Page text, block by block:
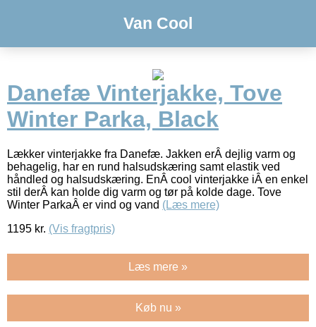
Van Cool
Danefæ Vinterjakke, Tove
Winter Parka, Black
Lækker vinterjakke fra Danefæ. Jakken erÂ dejlig varm og
behagelig, har en rund halsudskæring samt elastik ved
håndled og halsudskæring. EnÂ cool vinterjakke iÂ en enkel
stil derÂ kan holde dig varm og tør på kolde dage. Tove
Winter ParkaÂ er vind og vand (Læs mere)
1195 kr. (Vis fragtpris)
Læs mere »
Køb nu »